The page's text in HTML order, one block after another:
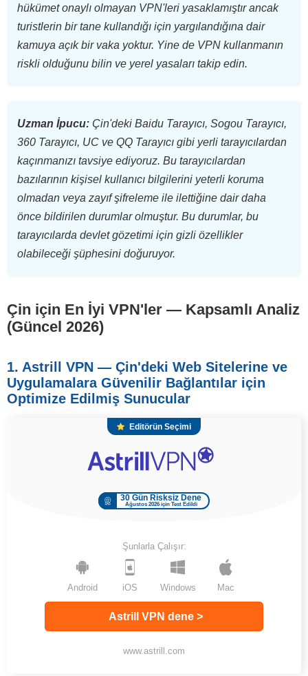
hükümet onaylı olmayan VPN'leri yasaklamıştır ancak
turistlerin bir tane kullandığı için yargılandığına dair
kamuya açık bir vaka yoktur. Yine de VPN kullanmanın
riskli olduğunu bilin ve yerel yasaları takip edin.
Uzman İpucu: Çin'deki Baidu Tarayıcı, Sogou Tarayıcı,
360 Tarayıcı, UC ve QQ Tarayıcı gibi yerli tarayıcılardan
kaçınmanızı tavsiye ediyoruz. Bu tarayıcılardan
bazılarının kişisel kullanıcı bilgilerini yeterli koruma
olmadan veya zayıf şifreleme ile ilettiğine dair daha
önce bildirilen durumlar olmuştur. Bu durumlar, bu
tarayıcılarda devlet gözetimi için gizli özellikler
olabileceği şüphesini doğuruyor.
Çin için En İyi VPN'ler — Kapsamlı Analiz
(Güncel 2026)
1. Astrill VPN — Çin'deki Web Sitelerine ve
Uygulamalara Güvenilir Bağlantılar için
Optimize Edilmiş Sunucular
Editörün Seçimi
30 Gün Risksiz Dene
Ağustos 2026 için Test Edildi
Şunlarla Çalışır:
Windows Mac
Android iOS
Astrill VPN dene >
www.astrill.com